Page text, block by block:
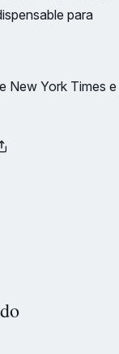
para
New York Times e